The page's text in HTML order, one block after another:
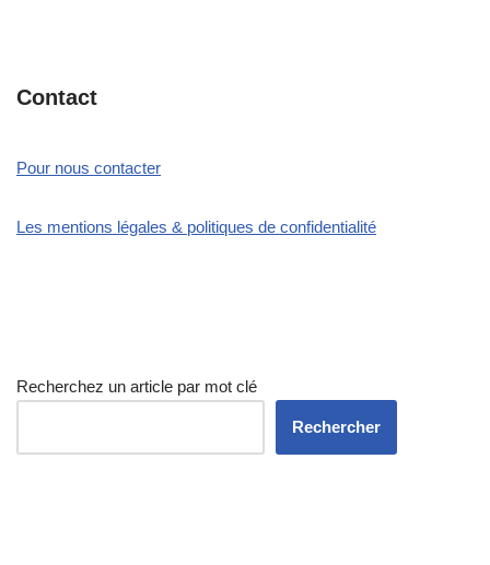
Contact
Pour nous contacter
Les mentions légales & politiques de confidentialité
Recherchez un article par mot clé
Rechercher